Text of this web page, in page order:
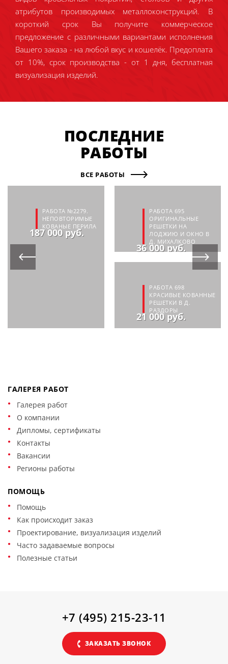
атрибутов производимых металлоконструкций. В
короткий срок Вы получите коммерческое
предложение с различными вариантами исполнения
Вашего заказа - на любой вкус и кошелёк. Предоплата
от 10%, срок производства - от 1 дня, бесплатная
визуализация изделий.
ПОСЛЕДНИЕ
РАБОТЫ
ВСЕ РАБОТЫ
РАБОТА №2279.
НЕПОВТОРИМЫЕ
КОВАНЫЕ ПЕРИЛА
187 000 руб.
РАБОТА 695
ОРИГИНАЛЬНЫЕ
РЕШЕТКИ НА
ЛОДЖИЮ И ОКНО В
Д. МИХАЛКОВО
36 000 руб.
РАБОТА 698
КРАСИВЫЕ КОВАННЫЕ
РЕШЕТКИ В Д.
РАЗДОРЫ
21 000 руб.
ГАЛЕРЕЯ РАБОТ
Галерея работ
О компании
Дипломы, сертификаты
Контакты
Вакансии
Регионы работы
ПОМОЩЬ
Помощь
Как происходит заказ
Проектирование, визуализация изделий
Часто задаваемые вопросы
Полезные статьи
+7 (495) 215-23-11
ЗАКАЗАТЬ ЗВОНОК